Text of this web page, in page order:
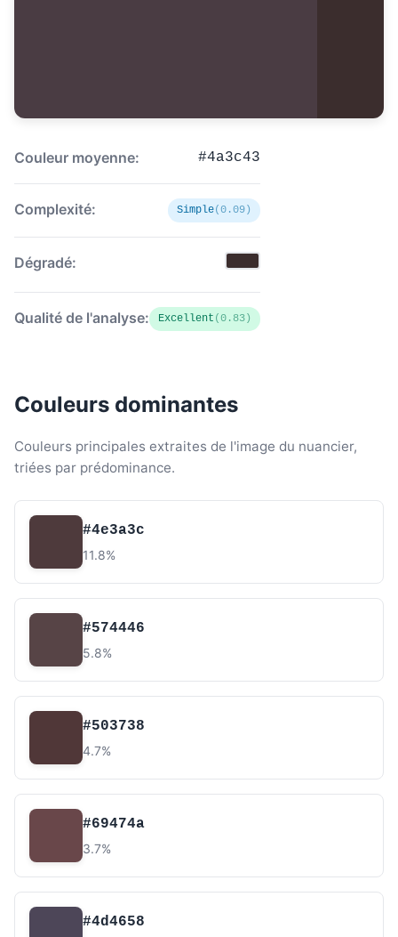
Couleur moyenne: #4a3c43
Complexité: Simple(0.09)
Dégradé:
Qualité de l'analyse: Excellent (0.83)
Couleurs dominantes
Couleurs principales extraites de l'image du nuancier,
triées par prédominance.
#4e3a3c
11.8%
#574446
5.8%
#503738
4.7%
#69474a
3.7%
#4d4658